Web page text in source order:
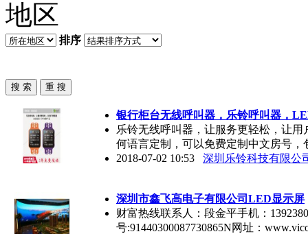
地区
排序
银行柜台无线呼叫器，乐铃呼叫器，
乐铃无线呼叫器，让服务更轻松，让
何语言定制，可以免费定制中文房号，
2018-07-02 10:53
深圳乐铃科技有限公
深圳市鑫飞高电子有限公司 LED显示屏
财富热线联系人：段金平手机：
号:91440300087730865N网址：